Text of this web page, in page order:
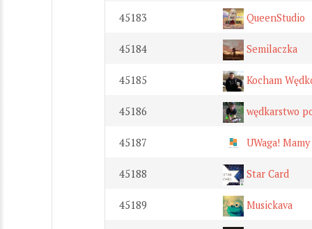
45183 QueenStudio
45184 Semilaczka
45185 Kocham
45186 wędkarstwo
45187 UWaga!
45188 Star Card
45189 Musickava